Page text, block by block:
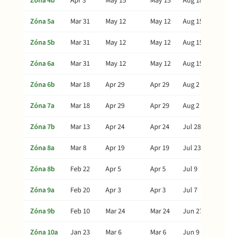
Zóna 5a
Mar 31 May 12 May 12
Aug 15
Zóna 5b
Mar 31 May 12 May 12
Aug 15
Zóna 6a
Mar 31 May 12 May 12
Aug 15
Zóna 6b
Mar 18 Apr 29 Apr 29
Aug 2
Zóna 7a
Mar 18 Apr 29 Apr 29
Aug 2
Zóna 7b
Mar 13 Apr 24 Apr 24
Jul 28
Zóna 8a
Mar 8 Apr 19 Apr 19
Jul 23
Zóna 8b
Feb 22 Apr 5 Apr 5
Jul 9
Zóna 9a
Feb 20 Apr 3 Apr 3
Jul 7
Zóna 9b
Feb 10 Mar 24 Mar 24
Jun 27
Zóna 10a
Jan 23 Mar 6 Mar 6 Jun 9